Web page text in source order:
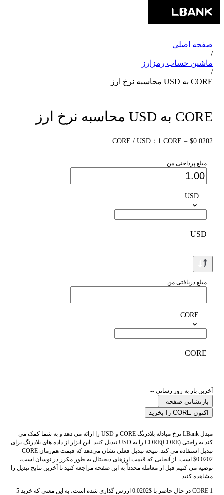
صفحه اصلی
/
ماشین حساب رمزارز
/
CORE به USD محاسبه نرخ ارز
CORE به USD محاسبه نرخ ارز
CORE / USD：1 CORE = $0.0202
مبلغ پرداختی من
USD
USD
مبلغ دریافتی من
CORE
CORE
آخرین بار به روز رسانی --
بازنشانی صفحه
اکنون CORE را بخرید
مبدل LBank نرخ مبادله بلادرنگ CORE و USD را ارائه می دهد و به شما کمک می
کند به راحتی CORE(CORE) را به USD تبدیل کنید. این ابزار از داده های بلادرنگ برای
تبدیل استفاده می کند. نتیجه تبدیل فعلی نشان می‌دهد که قیمت هم‌زمان CORE
$0.0202 است. از آنجایی که قیمت ارزهای دیجیتال به طور مکرر در نوسان است،
توصیه می کنیم قبل از معامله مجدداً به این صفحه مراجعه کنید تا آخرین نتایج تبدیل را
مشاهده کنید.
1 CORE در حال حاضر با $0.0202 ارزش گذاری شده است، به این معنی که خرید 5